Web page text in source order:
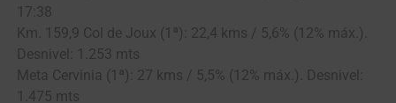
17:38
Km. 159,9 Col de Joux (1ª): 22,4 kms / 5,6% (12% máx.).
Desnivel: 1.253 mts
Meta Cervinia (1ª): 27 kms / 5,5% (12% máx.). Desnivel:
1.475 mts